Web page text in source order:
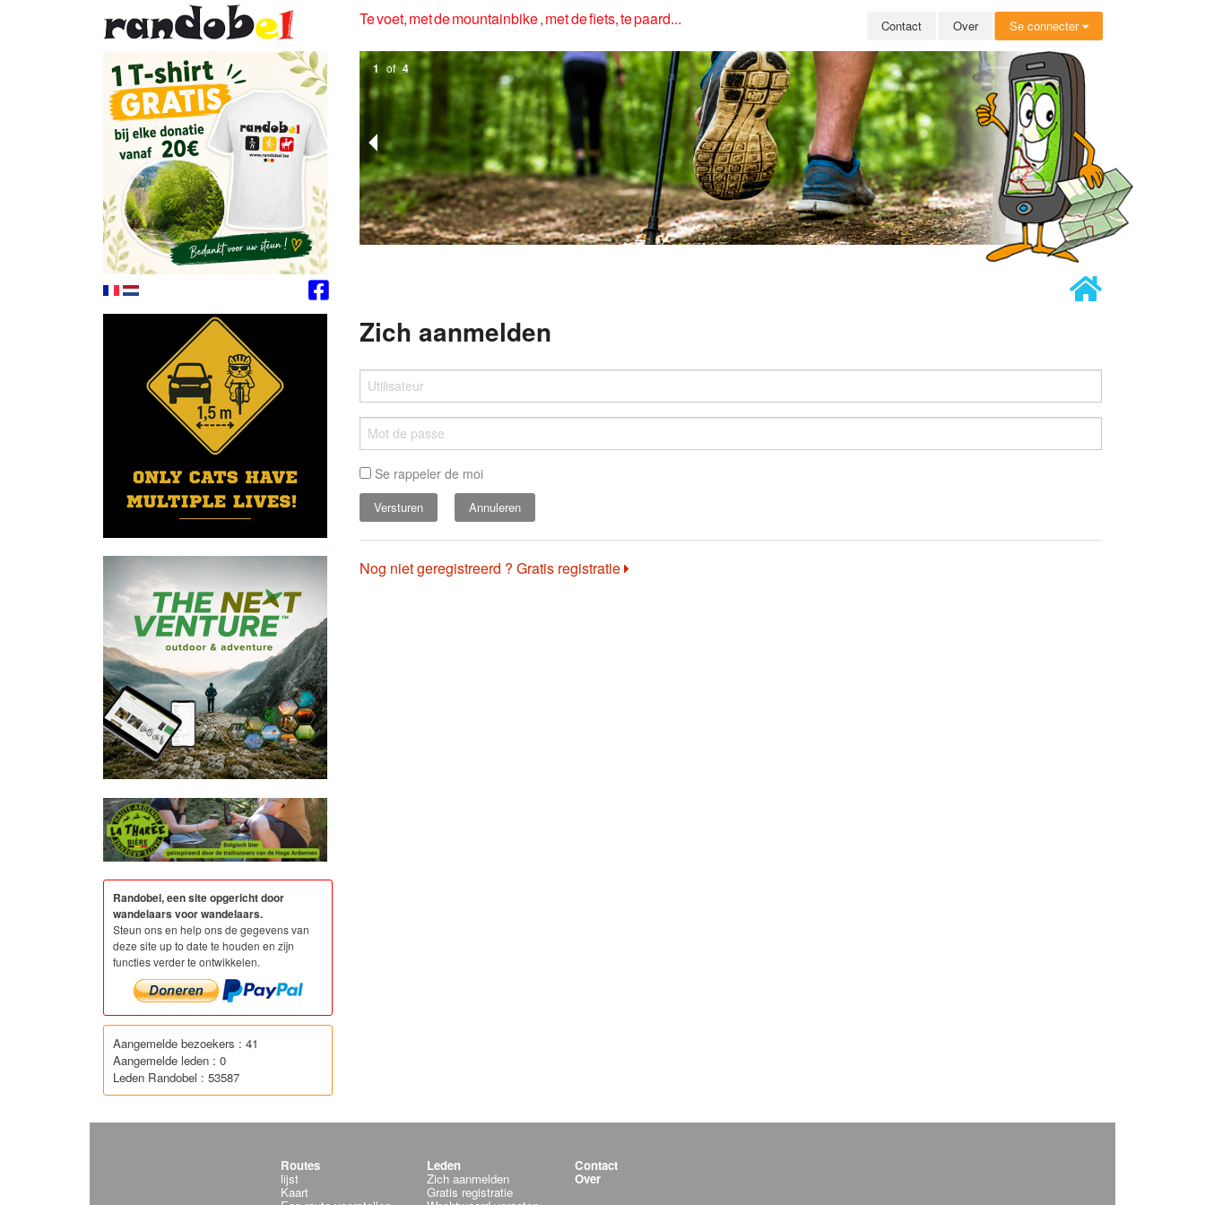
Te voet, met de mountainbike , met de fiets, te paard... Contact Over Se connecter
1 of 4
Zich aanmelden
Se rappeler de moi
Annuleren
Nog niet geregistreerd ? Gratis registratie
Randobel, een site opgericht door
wandelaars voor wandelaars.
Steun ons en help ons de gegevens van
deze site up to date te houden en zijn
functies verder te ontwikkelen.
Aangemelde bezoekers : 41
Aangemelde leden : 0
Leden Randobel : 53587
Routes
lijst
Kaart
Leden
Zich aanmelden
Gratis registratie
Contact
Over